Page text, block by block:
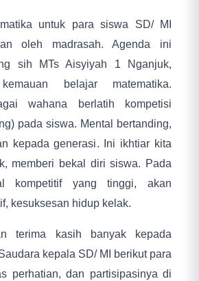
untuk para siswa SD/ MI
oleh madrasah. Agenda ini
sih MTs Aisyiyah 1 Nganjuk,
belajar matematika.
wahana berlatih kompetisi
pada siswa. Mental bertanding,
kepada generasi. Ini ikhtiar kita
memberi bekal diri siswa. Pada
kompetitif yang tinggi, akan
kesuksesan hidup kelak.
terima kasih banyak kepada
kepala SD/ MI berikut para
perhatian, dan partisipasinya di